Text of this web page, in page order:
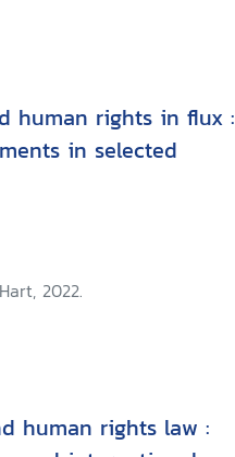
human rights in flux :
in selected
2022.
human rights law :